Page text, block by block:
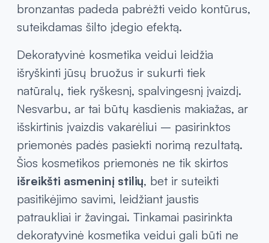
bronzantas padeda pabrėžti veido kontūrus,
suteikdamas šilto įdegio efektą.
Dekoratyvinė kosmetika veidui leidžia
išryškinti jūsų bruožus ir sukurti tiek
natūralų, tiek ryškesnį, spalvingesnį įvaizdį.
Nesvarbu, ar tai būtų kasdienis makiažas, ar
išskirtinis įvaizdis vakarėliui – pasirinktos
priemonės padės pasiekti norimą rezultatą.
Šios kosmetikos priemonės ne tik skirtos
išreikšti asmeninį stilių, bet ir suteikti
pasitikėjimo savimi, leidžiant jaustis
patraukliai ir žavingai. Tinkamai pasirinkta
dekoratyvinė kosmetika veidui gali būti ne